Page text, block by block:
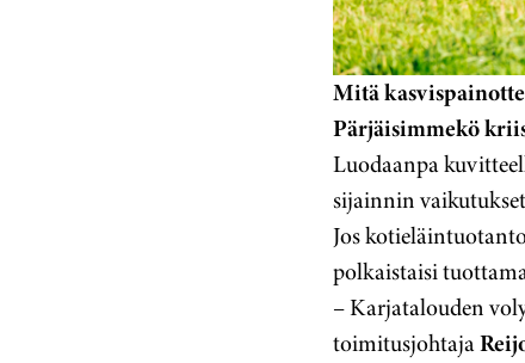
Mitä
Pärjäisimmekö
Luodaanpa
sijainnin
Jos
polkaistaisi
– Karjatalouden
toimitusjohtaja